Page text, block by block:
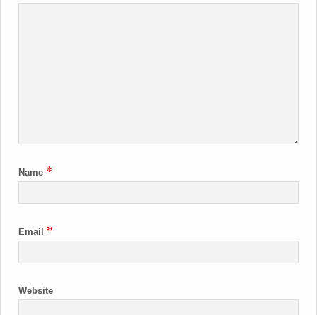
Name *
Email *
Website